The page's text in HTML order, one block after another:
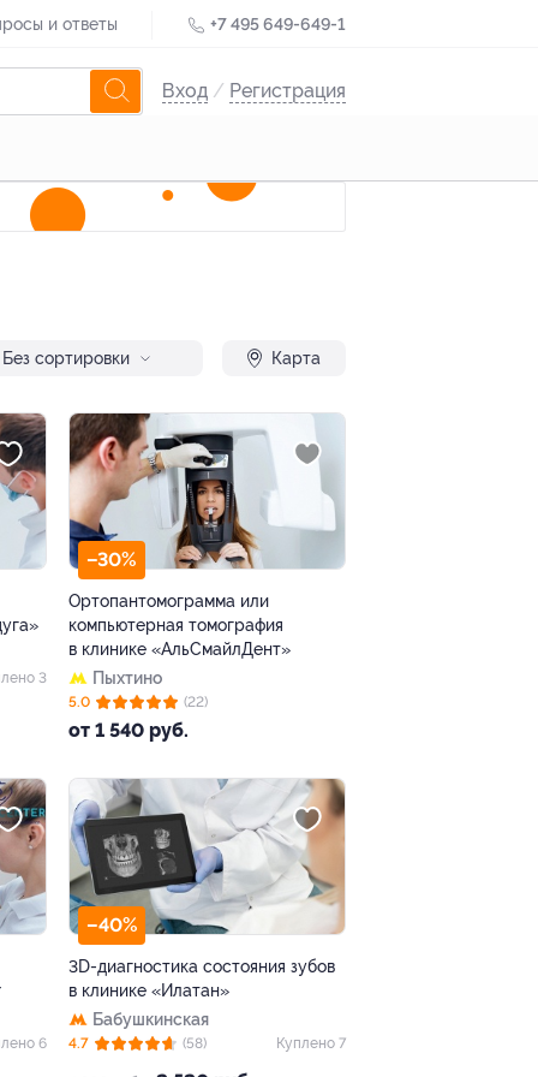
и ответы +7 495 649-649-1
Вход / Регистрация
Без сортировки Карта
3
–30%
Ортопантомограмма или
компьютерная томография
в клинике «АльСмайлДент»
Пыхтино
от 1 540 руб.
5.0 (22)
6
–40%
3D-диагностика состояния зубов
в клинике «Илатан»
Бабушкинская
4.7 (58) Куплено 7